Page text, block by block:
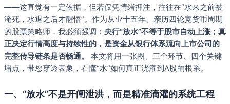
——这直觉有一定依据，但若仅凭情绪押注，往往在“水来之前被
淹死，水退之后才醒悟”。作为从业十五年、亲历四轮宽货币周期
的股票策略师，我必须强调： 央行“放水”不等于股市自动上涨；真
正决定行情高度与持续性的，是资金从银行体系流向上市公司的
完整传导链条是否畅通。
本文将用一张图、三个环节、四个关键
堵点，带您穿透表象，看懂“水”如何真正浇灌到A股的根系。
一、“放水”不是开闸泄洪，而是精准滴灌的系统工程